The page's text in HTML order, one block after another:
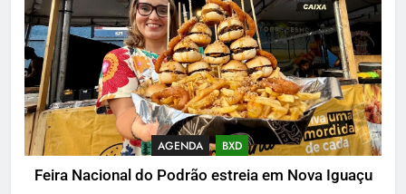
AGENDA BXD
Feira Nacional do Podrão estreia em Nova Iguaçu